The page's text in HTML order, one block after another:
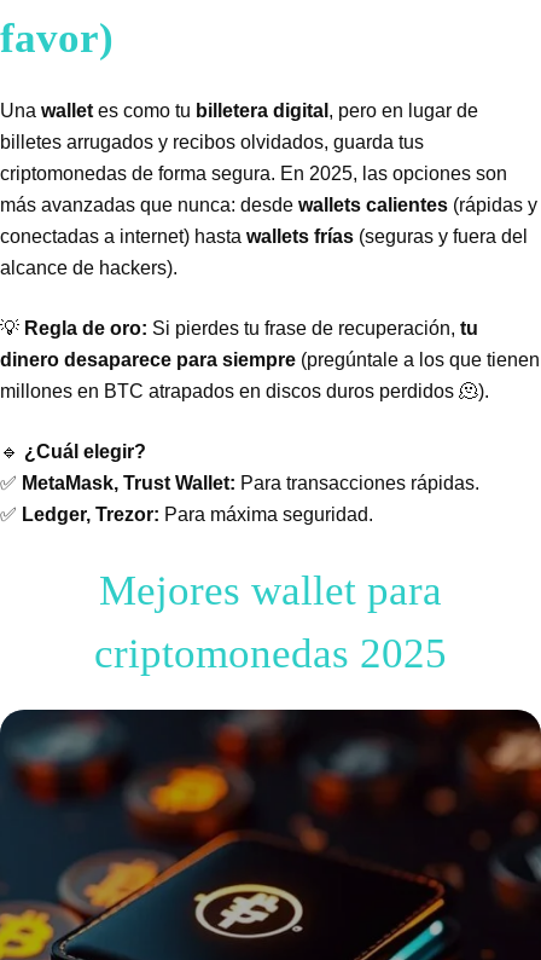
favor)
Una wallet es como tu billetera digital , pero en lugar de
billetes arrugados y recibos olvidados, guarda tus
criptomonedas de forma segura. En 2025, las opciones son
más avanzadas que nunca: desde wallets calientes (rápidas y
conectadas a internet) hasta wallets frías (seguras y fuera del
alcance de hackers).
💡 Regla de oro: Si pierdes tu frase de recuperación, tu
dinero desaparece para siempre (pregúntale a los que tienen
millones en BTC atrapados en discos duros perdidos 🫠).
🔹 ¿Cuál elegir?
✅ MetaMask, Trust Wallet: Para transacciones rápidas.
✅ Ledger, Trezor: Para máxima seguridad.
Mejores wallet para
criptomonedas 2025